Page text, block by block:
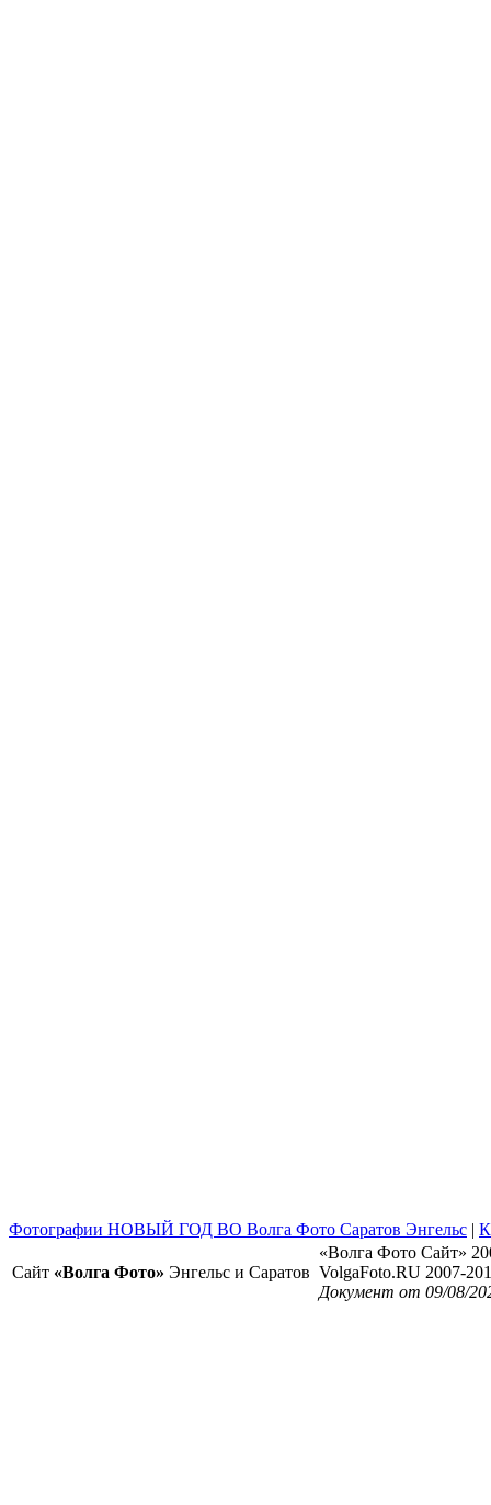
Фотографии НОВЫЙ ГОД ВО Волга Фото Саратов Энгельс |
Сайт «Волга Фото» Энгельс и Саратов
«Волга Фото Сайт»
VolgaFoto.RU 2007-
Документ от 09/08/